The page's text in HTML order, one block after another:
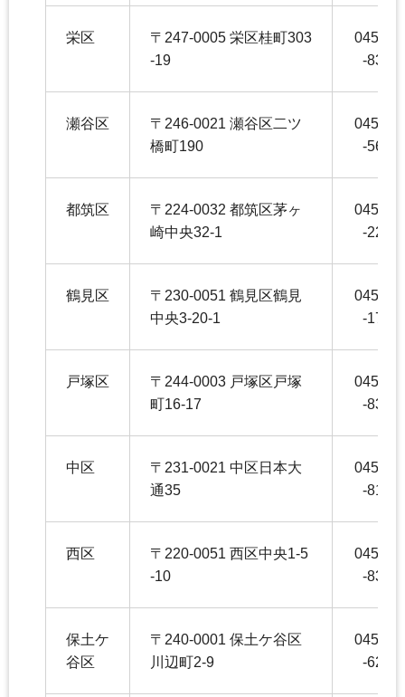
栄区
〒247-0005 栄区桂町303
-19
045-
-8350
瀬谷区
〒246-0021 瀬谷区二ツ
橋町190
045-
-5653
都筑区
〒224-0032 都筑区茅ヶ
崎中央32-1
045-
-2263
鶴見区
〒230-0051 鶴見区鶴見
中央3-20-1
045-
-1720
戸塚区
〒244-0003 戸塚区戸塚
町16-17
045-
-8358
中区
〒231-0021 中区日本大
通35
045-
-8196
西区
〒220-0051 西区中央1-5
-10
045-
-8347
保土ケ
谷区
〒240-0001 保土ケ谷区
川辺町2-9
045-
-6244